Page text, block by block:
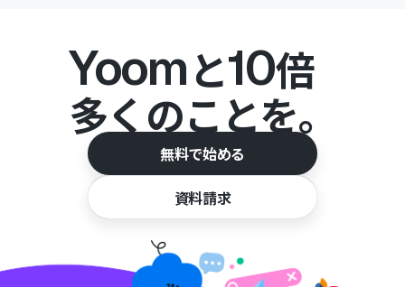
Yoomと10倍
多くのことを。
無料で始める
資料請求